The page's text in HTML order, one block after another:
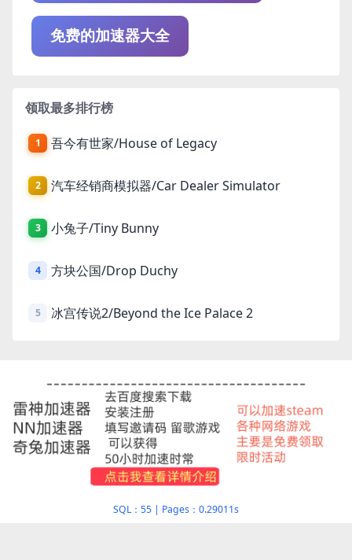
免费的加速器大全
领取最多排行榜
1 吾今有世家/House of Legacy
2 汽车经销商模拟器/Car Dealer Simulator
3 小兔子/Tiny Bunny
4 方块公国/Drop Duchy
5 冰宫传说2/Beyond the Ice Palace 2
SQL：55 | Pages：0.29011s